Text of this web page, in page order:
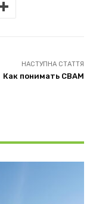
НАСТУПНА СТАТТЯ
Как понимать CBAM